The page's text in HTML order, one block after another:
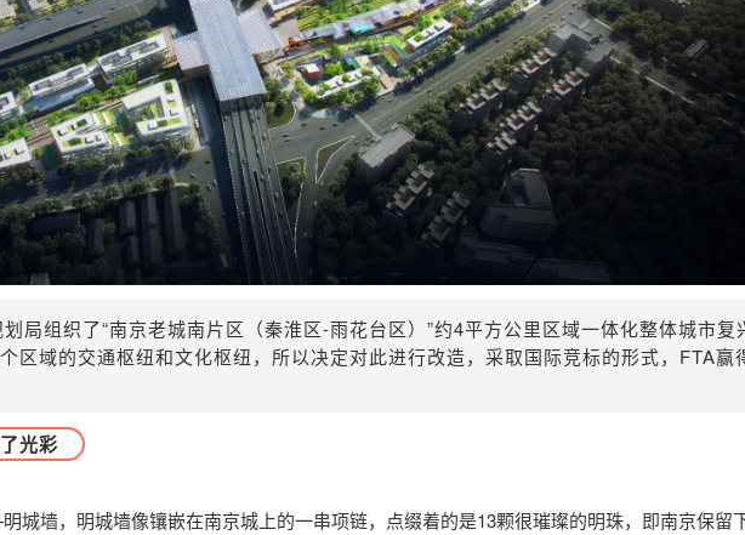
局组织了“南京老城南片区（秦淮区-雨花台区）”约4平方公里区域一体化整体城市复
区域的交通枢纽和文化枢纽，所以决定对此进行改造，采取国际竞标的形式，FTA赢
光彩
墙，明城墙像镶嵌在南京城上的一串项链，点缀着的是13颗很璀璨的明珠，即南京保留